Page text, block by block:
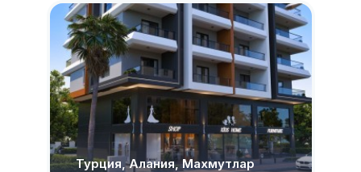
Турция, Алания, Махмутлар